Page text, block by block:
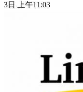
3日 上午11:03